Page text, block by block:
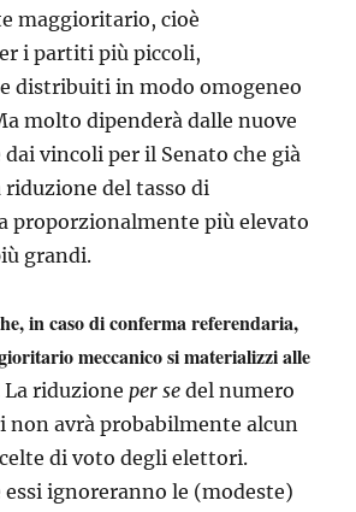
maggioritario, cioè
i partiti più piccoli,
distribuiti in modo omogeneo
molto dipenderà dalle nuove
vincoli per il Senato che già
riduzione del tasso di
proporzionalmente più elevato
grandi.
in caso di conferma referendaria,
meccanico si materializzi alle
La riduzioneper se del numero
non avrà probabilmente alcun
di voto degli elettori.
ignoreranno le (modeste)